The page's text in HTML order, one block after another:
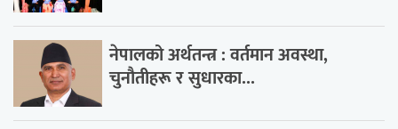
नेपालको अर्थतन्त्र : वर्तमान अवस्था,
चुनौतीहरू र सुधारका...